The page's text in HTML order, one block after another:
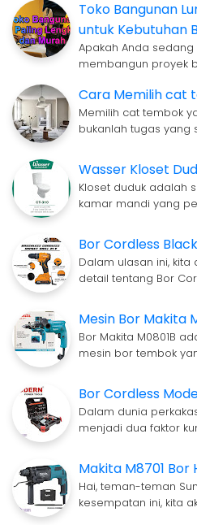
Toko Bangunan
untuk Kebutuhan
Apakah Anda
membangun proyek
Cara Memilih cat
Memilih cat tembok
bukanlah tugas yang
Wasser Kloset
Kloset duduk adalah
kamar mandi yang
Bor Cordless
Dalam ulasan ini,
detail tentang Bor
Mesin Bor Makita
Bor Makita M0801B
mesin bor tembok
Bor Cordless
Dalam dunia
menjadi dua faktor
Makita M8701
Hai, teman-teman
kesempatan ini, kita